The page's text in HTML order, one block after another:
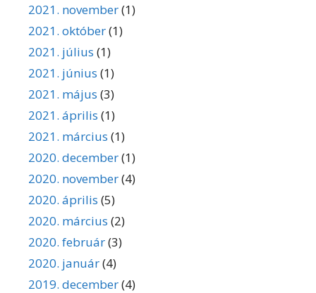
2021. november(1)
2021. október(1)
2021. július (1)
2021. június (1)
2021. május (3)
2021. április (1)
2021. március (1)
2020. december(1)
2020. november(4)
2020. április (5)
2020. március (2)
2020. február(3)
2020. január(4)
2019. december(4)